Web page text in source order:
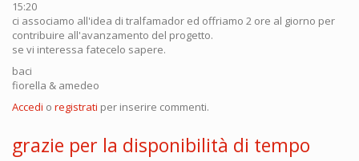
15:20
ci associamo all'idea di tralfamador ed offriamo 2 ore al giorno per
contribuire all'avanzamento del progetto.
se vi interessa fatecelo sapere.
baci
fiorella & amedeo
Accedi o registrati per inserire commenti.
grazie per la disponibilità di tempo